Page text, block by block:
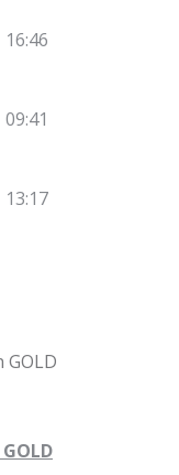
16:46
09:41
13:17